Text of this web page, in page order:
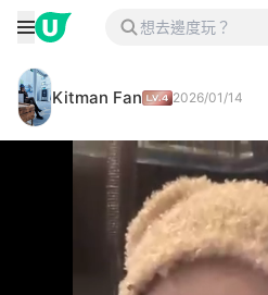
Kitman Fan 2026/01/14